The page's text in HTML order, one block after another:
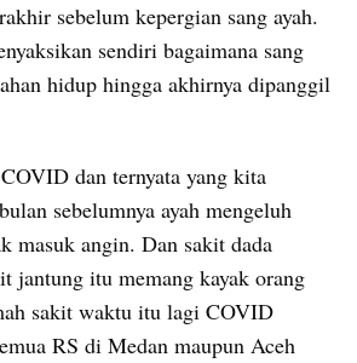
sebelum kepergian sang ayah.
sendiri bagaimana sang
hidup hingga akhirnya dipanggil
dan ternyata yang kita
sebelumnya ayah mengeluh
masuk angin. Dan sakit dada
jantung itu memang kayak orang
sakit waktu itu lagi COVID
RS di Medan maupun Aceh